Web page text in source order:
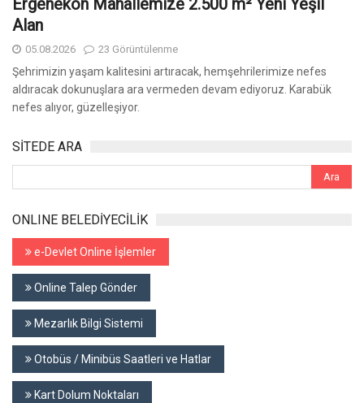
Ergenekon Mahallemize 2.500 m² Yeni Yeşil
Alan
05.08.2026 23 Görüntülenme
Şehrimizin yaşam kalitesini artıracak, hemşehrilerimize nefes
aldıracak dokunuşlara ara vermeden devam ediyoruz. Karabük
nefes alıyor, güzelleşiyor.
SİTEDE ARA
ONLINE BELEDİYECİLİK
e-Devlet Online İşlemler
Online Talep Gönder
Mezarlık Bilgi Sistemi
Otobüs / Minibüs Saatleri ve Hatlar
Kart Dolum Noktaları